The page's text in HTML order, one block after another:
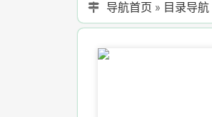
导航首页 » 目录导航